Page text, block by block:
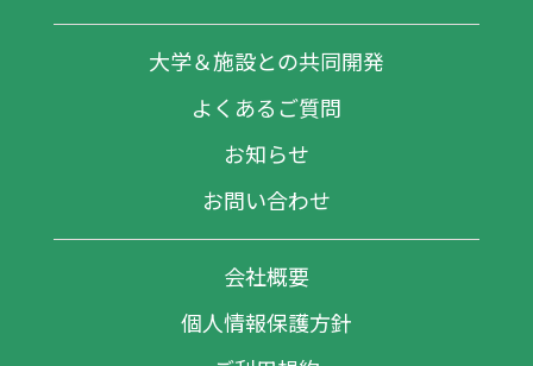
大学＆施設との共同開発
よくあるご質問
お知らせ
お問い合わせ
会社概要
個人情報保護方針